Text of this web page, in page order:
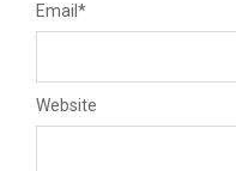
Email *
Website